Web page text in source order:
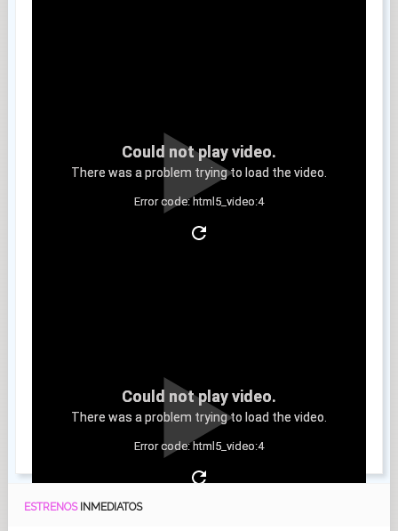
Could not play video.
There was a problem trying to load the video.
Error code: html5_video:4
Could not play video.
There was a problem trying to load the video.
Error code: html5_video:4
ESTRENOS INMEDIATOS